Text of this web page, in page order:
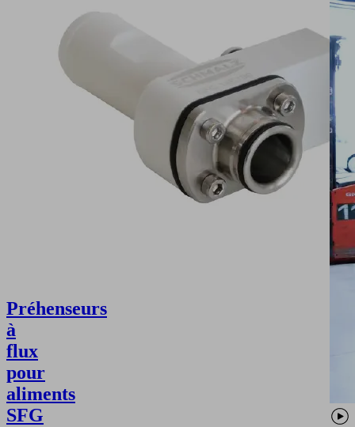
Préhenseurs
à
flux
pour
aliments
SFG